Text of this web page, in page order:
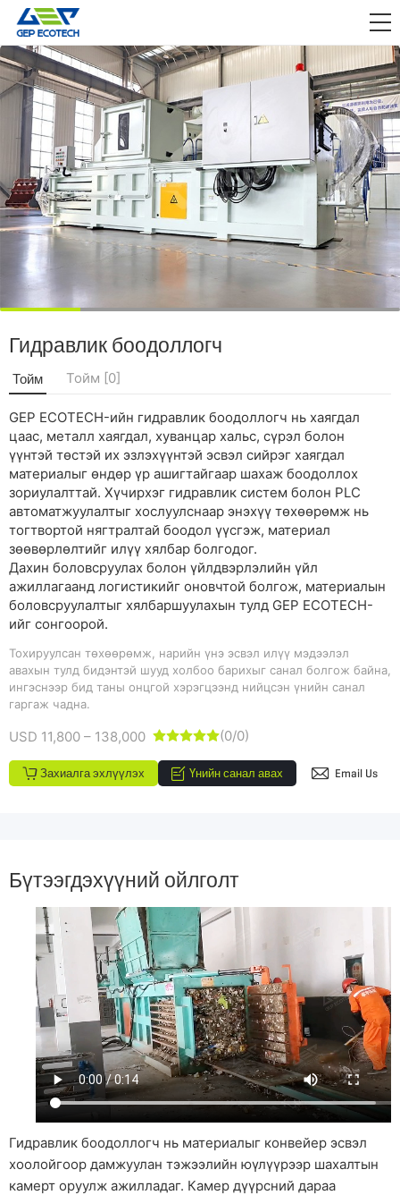
ӨРГӨДӨЛ
СУЛЛАХ
БИДНИЙ ТУХАЙ
БИДЭНТЭЙ ХОЛБОО БАРИНА УУ

Гидравлик боодоллогч
Тойм Тойм [0]
GEP ECOTECH-ийн гидравлик боодоллогч нь хаягдал
цаас, металл хаягдал, хуванцар хальс, сүрэл болон
үүнтэй төстэй их эзлэхүүнтэй эсвэл сийрэг хаягдал
материалыг өндөр үр ашигтайгаар шахаж боодоллох
зориулалттай. Хүчирхэг гидравлик систем болон PLC
автоматжуулалтыг хослуулснаар энэхүү төхөөрөмж нь
тогтвортой нягтралтай боодол үүсгэж, материал
зөөвөрлөлтийг илүү хялбар болгодог.
Дахин боловсруулах болон үйлдвэрлэлийн үйл
ажиллагаанд логистикийг оновчтой болгож, материалын
боловсруулалтыг хялбаршуулахын тулд GEP ECOTECH-
ийг сонгоорой.
Тохируулсан төхөөрөмж, нарийн үнэ эсвэл илүү мэдээлэл
авахын тулд бидэнтэй шууд холбоо барихыг санал болгож байна,
ингэснээр бид таны онцгой хэрэгцээнд нийцсэн үнийн санал
гаргаж чадна.
USD 11,800 – 138,000 (0/0)
Захиалга эхлүүлэх Үнийн санал авах Email Us
Бүтээгдэхүүний ойлголт
Гидравлик боодоллогч нь материалыг конвейер эсвэл
хоолойгоор дамжуулан тэжээлийн юүлүүрээр шахалтын
камерт оруулж ажилладаг. Камер дүүрсний дараа